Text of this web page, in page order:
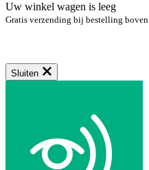
Uw winkel wagen is leeg
Gratis verzending bij bestelling boven
Sluiten